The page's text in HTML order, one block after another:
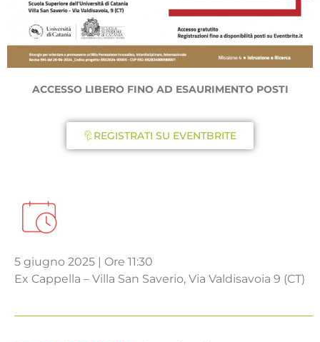
ACCESSO LIBERO FINO AD ESAURIMENTO POSTI
REGISTRATI SU EVENTBRITE
5 giugno 2025 | Ore 11:30
Ex Cappella – Villa San Saverio, Via Valdisavoia 9 (CT)